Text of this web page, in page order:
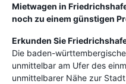
Mietwagen in
noch zu einem günstigen
Erkunden Sie
Die ­baden-
unmittelbar am Ufer des
unmittelbarer Nähe zur